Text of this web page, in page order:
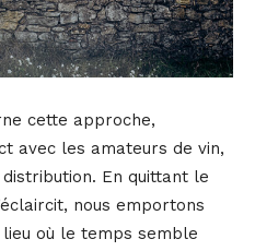
cette approche,
avec les amateurs de vin,
En quittant le
nous emportons
lieu où le temps semble